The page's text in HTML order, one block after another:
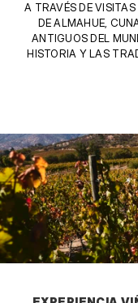
A TRAVÉS DE
DE ALMAHUE,
ANTIGUOS DEL
HISTORIA Y LAS